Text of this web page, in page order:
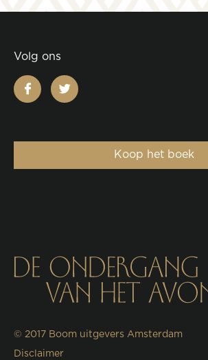
Volg ons
facebooktwitter
Koop het boek
© 2017 Boom uitgevers Amsterdam
Disclaimer